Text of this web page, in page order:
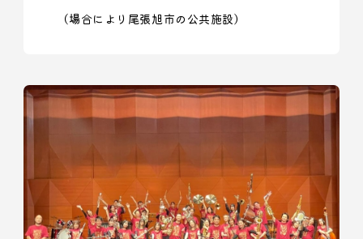
（場合により尾張旭市の公共施設）